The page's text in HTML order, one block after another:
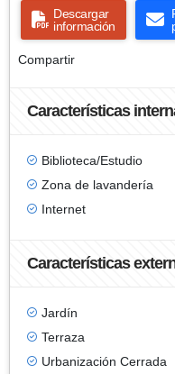
Descargar
información
Compartir
Características
Biblioteca/Estudio
Zona de lavandería
Internet
Características
Jardín
Terraza
Urbanización Cerrada